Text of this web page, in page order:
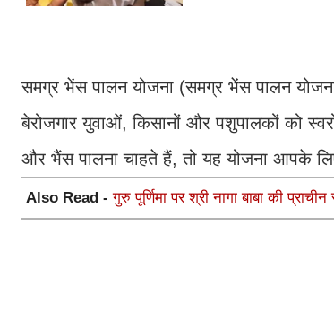
समग्र भेंस पालन योजना (समग्र भेंस पालन
बेरोजगार युवाओं, किसानों और पशुपालकों को
और भैंस पालना चाहते हैं, तो यह योजना आपके
Also Read -गुरु पूर्णिमा पर श्री नागा बाबा की